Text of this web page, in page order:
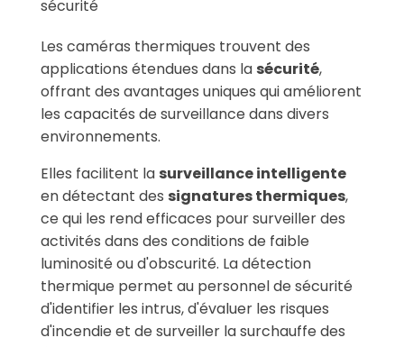
Les caméras thermiques trouvent des
applications étendues dans la sécurité,
offrant des avantages uniques qui améliorent
les capacités de surveillance dans divers
environnements.
Elles facilitent la surveillance intelligente
en détectant des signatures thermiques,
ce qui les rend efficaces pour surveiller des
activités dans des conditions de faible
luminosité ou d'obscurité. La détection
thermique permet au personnel de sécurité
d'identifier les intrus, d'évaluer les risques
d'incendie et de surveiller la surchauffe des